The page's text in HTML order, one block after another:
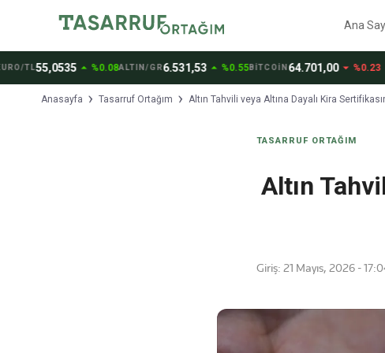
Ana
55,0535arrow_drop_up%0.08ALTIN/GR6.531,53arrow_drop_up%0.55BİTCOİN64.701,00arrow_drop_down%0.23
Anasayfa Tasarruf Ortağım Altın Tahvili veya Altına Dayalı Kira
TASARRUF ORTAĞIM
Altın
Giriş:21 Mayıs, 2026 -